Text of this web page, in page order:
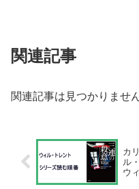
関連記事
関連記事は見つかりませ
カ
ル
ウ